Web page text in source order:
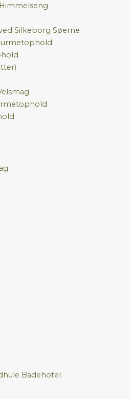
Silkeborg Søerne
Badehotel